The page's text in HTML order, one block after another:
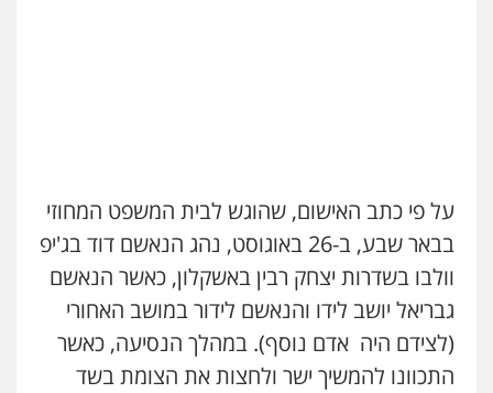
0547342002
עו"ד אלון קריטי
פלילי כלכלי אלימות סמים מעצרים
0525544654
על פי כתב האישום, שהוגש לבית המשפט המחוזי
בבאר שבע, ב-26 באוגוסט, נהג הנאשם דוד בג'יפ
וולבו בשדרות יצחק רבין באשקלון, כאשר הנאשם
גבריאל יושב לידו והנאשם לידור במושב האחורי
(לצידם היה אדם נוסף). במהלך הנסיעה, כאשר
התכוונו להמשיך ישר ולחצות את הצומת בשד